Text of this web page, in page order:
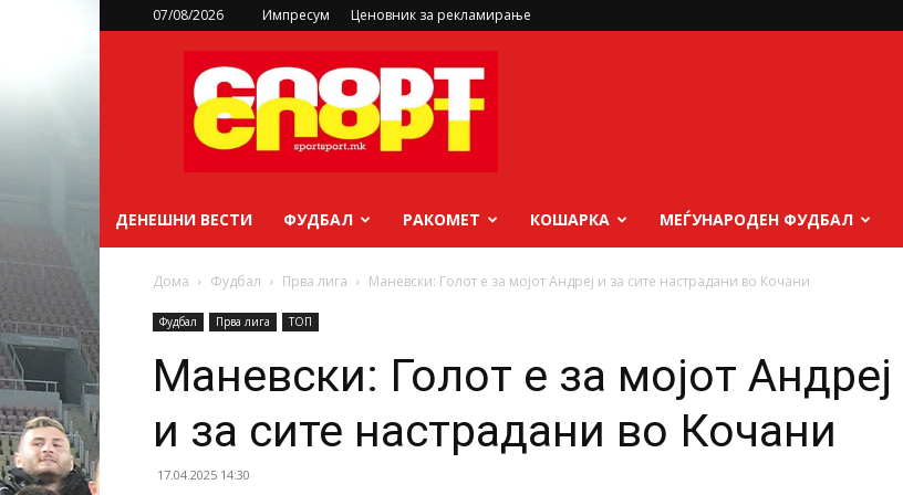
07/08/2026 Импресум Ценовник за рекламирање
sportsport.mk
ДЕНЕШНИ ВЕСТИ ФУДБАЛ РАКОМЕТ КОШАРКА МЕЃУНАРОДЕН ФУДБАЛ
Дома Фудбал Прва лига Маневски: Голот е за мојот Андреј и за сите настрадани во Кочани
Фудбал Прва лига ТОП
Маневски: Голот е за мојот Андреј
и за сите настрадани во Кочани
17.04.2025 14:30